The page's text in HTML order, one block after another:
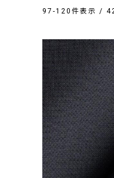
97-120件表示 /
カテゴリ
ジャージー
ストレッチ